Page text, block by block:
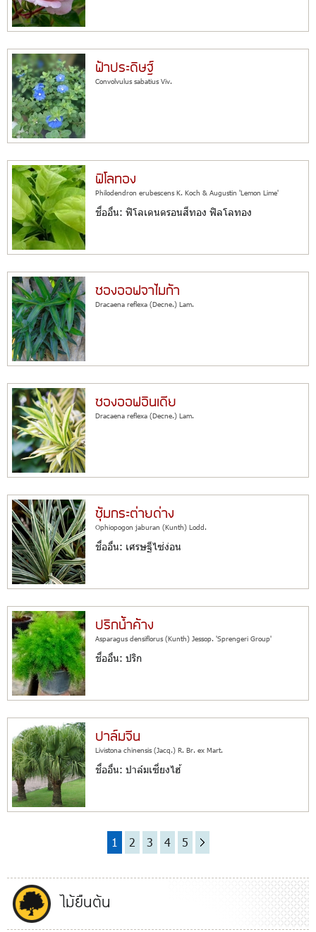
ฟ้าประดิษฐ์
Convolvulus sabatius Viv.
ฟิโลทอง
Philodendron erubescens K. Koch & Augustin 'Lemon Lime'
ชื่ออื่น: ฟิโลเดนดรอนสีทอง ฟิลโลทอง
ซองออฟจาไมก้า
Dracaena reflexa (Decne.) Lam.
ซองออฟอินเดีย
Dracaena reflexa (Decne.) Lam.
ซุ้มกระต่ายด่าง
Ophiopogon jaburan (Kunth) Lodd.
ชื่ออื่น: เศรษฐีไซ่ง่อน
ปริกน้ำค้าง
Asparagus densiflorus (Kunth) Jessop. 'Sprengeri Group'
ชื่ออื่น: ปริก
ปาล์มจีน
Livistona chinensis (Jacq.) R. Br. ex Mart.
ชื่ออื่น: ปาล์มเซี่ยงไฮ้
1 2 3 4 5
ไม้ยืนต้น